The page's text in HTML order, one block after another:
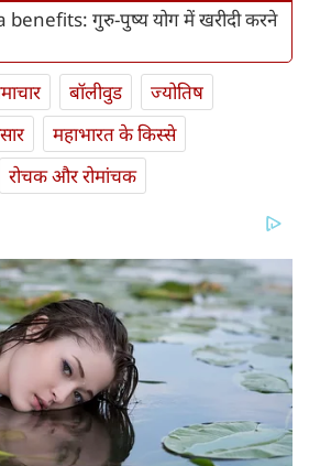
गुरु-पुष्य योग में खरीदी करने
बॉलीवुड
ज्योतिष
महाभारत के किस्से
रोचक और रोमांचक